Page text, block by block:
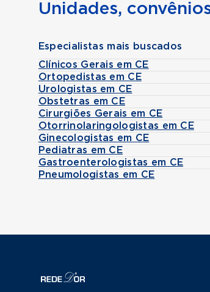
Unidades,
Especialistas mais buscados
Clínicos Gerais em CE
Ortopedistas em CE
Urologistas em CE
Obstetras em CE
Cirurgiões Gerais em CE
Otorrinolaringologistas em CE
Ginecologistas em CE
Pediatras em CE
Gastroenterologistas em CE
Pneumologistas em CE